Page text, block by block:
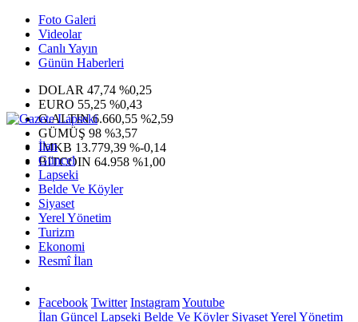
Foto Galeri
Videolar
Canlı Yayın
Günün Haberleri
DOLAR 47,74 %0,25
EURO 55,25 %0,43
G.ALTIN6.660,55 %2,59
GÜMÜŞ 98 %3,57
IMKB 13.779,39 %-0,14
BITCOIN 64.958 %1,00
İlan
Güncel
Lapseki
Belde Ve Köyler
Siyaset
Yerel Yönetim
Turizm
Ekonomi
Resmî İlan
Facebook Twitter InstagramYoutube
İlan Güncel Lapseki Belde Ve KöylerSiyasetYerel Yönetim